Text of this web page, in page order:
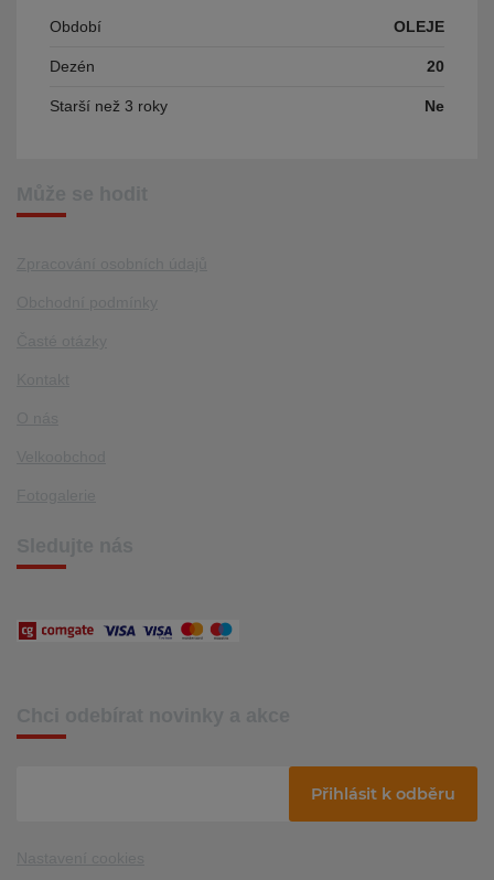
Období OLEJE
Dezén 20
Starší než 3 roky Ne
Přihlásit k odběru